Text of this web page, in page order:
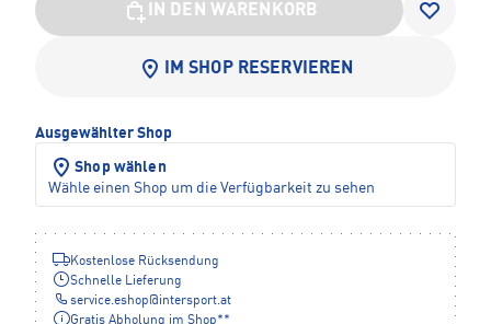
IN DEN WARENKORB
IM SHOP RESERVIEREN
Ausgewählter Shop
Shop wählen
Wähle einen Shop um die Verfügbarkeit zu sehen
Kostenlose Rücksendung
Schnelle Lieferung
service.eshop@intersport.at
Gratis Abholung im Shop**